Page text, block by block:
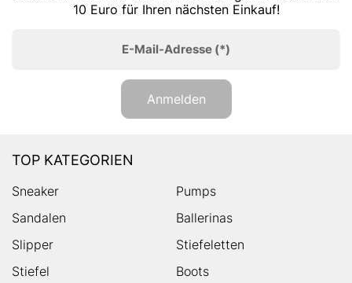
10 Euro für Ihren nächsten Einkauf!
E-Mail-Adresse (*)
Anmelden
TOP KATEGORIEN
Sneaker
Pumps
Sandalen
Ballerinas
Slipper
Stiefeletten
Stiefel
Boots